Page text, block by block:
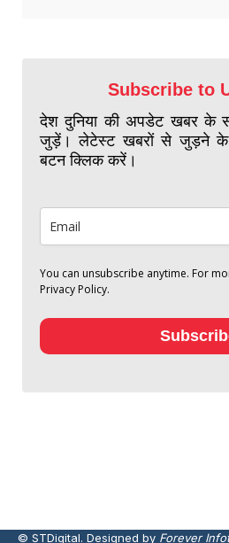
Subscribe to
देश दुनिया की अपडेट खबर के
जुड़ें। लेटेस्ट खबरों से जुड़ने के
बटन क्लिक करें।
You can unsubscribe anytime. For
Privacy Policy.
© STDigital. Designed by Forever